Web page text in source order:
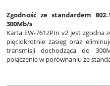
Zgodność ze standardem
300Mb/s
Karta EW-7612PIn v2 jest zgodna
pięciokrotnie zasięg oraz
transmisji dochodząca do
połączenie w porównaniu ze